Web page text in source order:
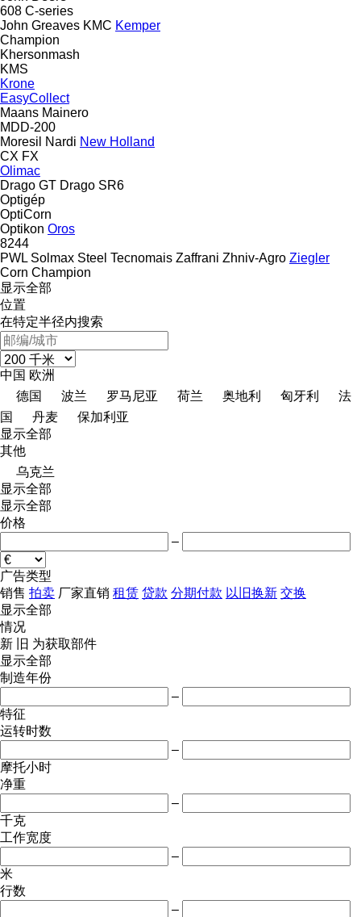
608 C-series
John Greaves KMC Kemper
Champion
Khersonmash
KMS
Krone
EasyCollect
Maans Mainero
MDD-200
Moresil
Nardi New Holland
CX FX
Olimac
Drago GT Drago SR6
Optigép
OptiCorn
Optikon Oros
8244
PWL Solmax Steel Tecnomais Zaffrani Zhniv-Agro Ziegler
Corn Champion
显示全部
位置
在特定半径内搜索
中国 欧洲
德国
波兰 罗马尼亚 荷兰 奥地利 匈牙利
法
国
丹麦
保加利亚
显示全部
其他
乌克兰
显示全部
显示全部
价格
–
广告类型
销售 拍卖 厂家直销 租赁 贷款 分期付款 以旧换新 交换
显示全部
情况
新
旧 为获取部件
显示全部
制造年份
–
特征
运转时数
–
摩托小时
净重
–
千克
工作宽度
–
米
行数
–